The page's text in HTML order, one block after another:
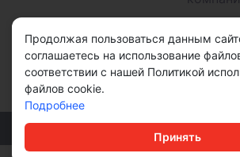
© ООО "ДМС" 2026
Продолжая пользоваться данным
соглашаетесь на использование
соответствии с нашей Политикой
файлов cookie.
Подробнее
Принять